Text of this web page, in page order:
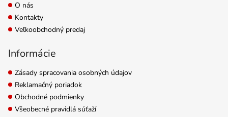
O nás
Kontakty
Veľkoobchodný predaj
Informácie
Zásady spracovania osobných údajov
Reklamačný poriadok
Obchodné podmienky
Všeobecné pravidlá súťaží